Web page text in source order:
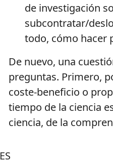
de investigación
subcontratar/
todo, cómo hacer
De nuevo, una
preguntas. Primero,
coste-beneficio o
tiempo de la ciencia
ciencia, de la
ES